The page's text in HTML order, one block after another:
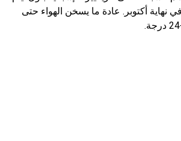
نهاية أكتوبر. عادة ما يسخن الهواء حتى